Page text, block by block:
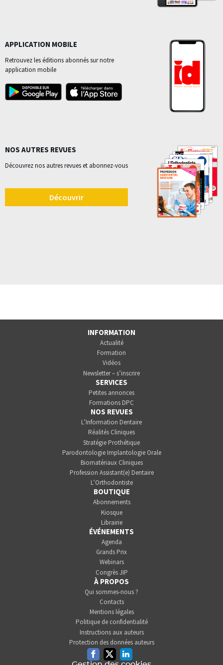
APPLICATION MOBILE
Retrouvez les éditions abonnés sur notre
application mobile
NOS AUTRES REVUES
Découvrez nos autres revues et abonnez-vous
Découvrir
INFORMATION
Actualité
Formation
Vidéos
Newsletter – s’inscrire
SERVICES
Petites annonces
Formations DPC
NOS REVUES
L’Information Dentaire
Réalités Cliniques
Stratégie Prothétique
Parodontologie Implantologie Orale
Biomatériaux Cliniques
Profession Assistant(e) Dentaire
L’Orthodontiste
BOUTIQUE
Abonnements
Kiosque
Librairie
ÉVÉNEMENTS
Agenda
Grands Prix
Webinars
Congrès JIP
À PROPOS
Qui sommes-nous ?
Contacts
Mentions légales
Politique de confidentialité
Instructions aux auteurs
Protection des données auteurs
FacebookTwitterLinkedin